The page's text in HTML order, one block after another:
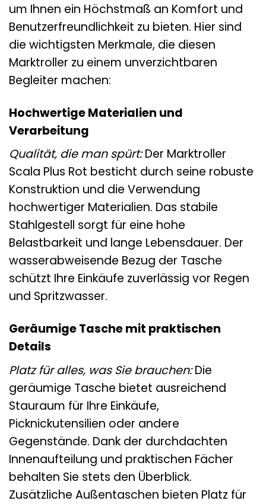
um Ihnen ein Höchstmaß an Komfort und
Benutzerfreundlichkeit zu bieten. Hier sind
die wichtigsten Merkmale, die diesen
Marktroller zu einem unverzichtbaren
Begleiter machen:
Hochwertige Materialien und
Verarbeitung
Qualität, die man spürt:Der Marktroller
Scala Plus Rot besticht durch seine robuste
Konstruktion und die Verwendung
hochwertiger Materialien. Das stabile
Stahlgestell sorgt für eine hohe
Belastbarkeit und lange Lebensdauer. Der
wasserabweisende Bezug der Tasche
schützt Ihre Einkäufe zuverlässig vor Regen
und Spritzwasser.
Geräumige Tasche mit praktischen
Details
Platz für alles, was Sie brauchen:Die
geräumige Tasche bietet ausreichend
Stauraum für Ihre Einkäufe,
Picknickutensilien oder andere
Gegenstände. Dank der durchdachten
Innenaufteilung und praktischen Fächer
behalten Sie stets den Überblick.
Zusätzliche Außentaschen bieten Platz für